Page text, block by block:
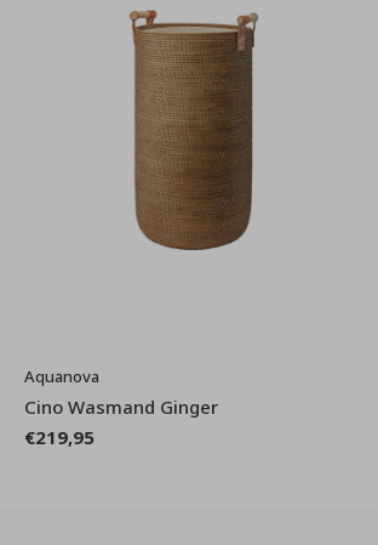
Aquanova
Cino Wasmand Ginger
€219,95